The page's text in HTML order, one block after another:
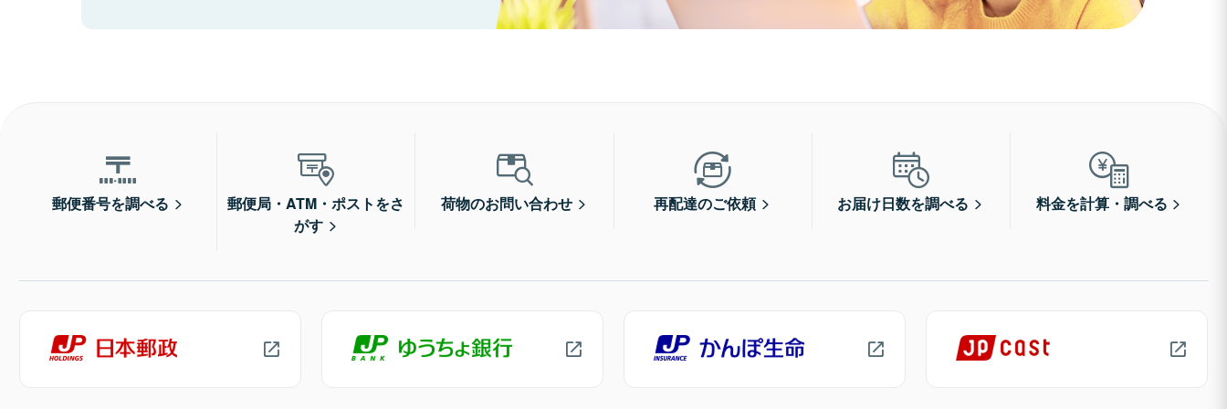
郵便番号を調べる
郵便局・ATM・ポストをさ
がす
荷物のお問い合わせ 再配達のご依頼 お届け日数を調べる 料金を計算・調べる